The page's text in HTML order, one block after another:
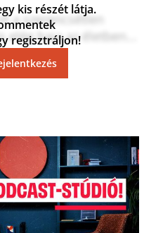
a szerencsétlen
baja az életben...
kis részét látja.
regisztráljon!